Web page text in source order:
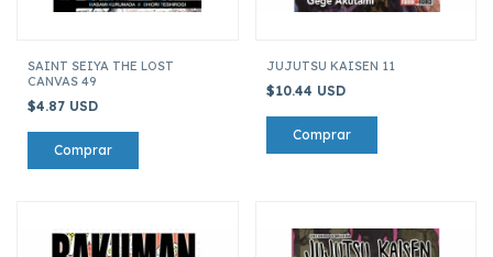
SAINT SEIYA THE LOST
CANVAS 49
$4.87 USD
JUJUTSU KAISEN 11
$10.44 USD